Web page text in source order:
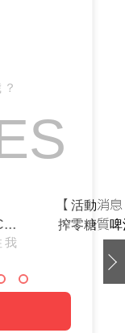
【活動消
搾零糖質
盈聯手！